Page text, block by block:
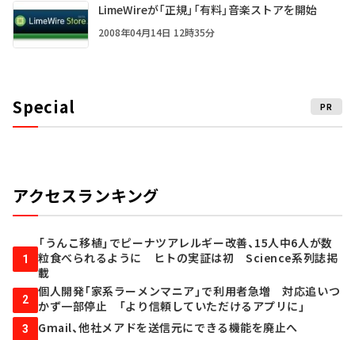
LimeWireが「正規」「有料」音楽ストアを開始
2008年04月14日 12時35分
Special PR
アクセスランキング
1
「うんこ移植」でピーナツアレルギー改善、15人中6人が数
粒食べられるように ヒトの実証は初 Science系列誌掲
載
2
個人開発「家系ラーメンマニア」で利用者急増 対応追いつ
かず一部停止 「より信頼していただけるアプリに」
3 Gmail、他社メアドを送信元にできる機能を廃止へ